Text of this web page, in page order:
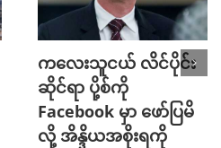
ကလေးသူငယ် လိင်ပိုင်း
ဆိုင်ရာ ပို့စ်ကို
Facebook မှာ ဖော်ပြမိ
လို့ အိန္ဒိယအစိုးရကို